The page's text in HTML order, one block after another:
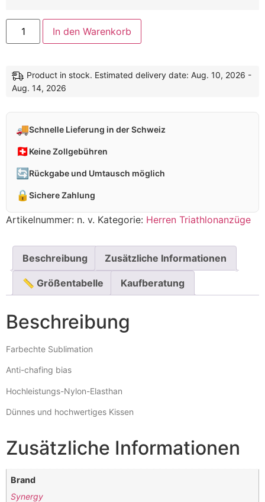
In den Warenkorb
Product in stock. Estimated delivery date: Aug. 10, 2026 -
Aug. 14, 2026
🚚Schnelle Lieferung in der Schweiz
🇨🇭 Keine Zollgebühren
🔄 Rückgabe und Umtausch möglich
🔒 Sichere Zahlung
Artikelnummer: n. v. Kategorie: Herren Triathlonanzüge
Beschreibung Zusätzliche Informationen
📏 Größentabelle Kaufberatung
Beschreibung
Farbechte Sublimation
Anti-chafing bias
Hochleistungs-Nylon-Elasthan
Dünnes und hochwertiges Kissen
Zusätzliche Informationen
Brand
Synergy